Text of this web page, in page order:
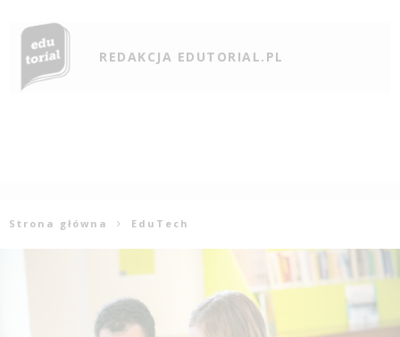
REDAKCJA EDUTORIAL.PL
Strona główna EduTech